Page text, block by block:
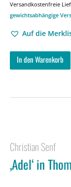
Versandkostenfreie
gewichtsabhängige
Auf die
In den Warenkorb
Christian Senf
‚Adel‘ in